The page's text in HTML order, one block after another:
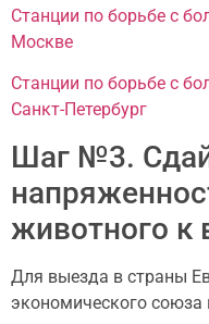
Станции по борьбе с
Москве
Станции по борьбе с
Санкт-Петербург
Шаг №3.
животного к
Для выезда в страны
экономического союза